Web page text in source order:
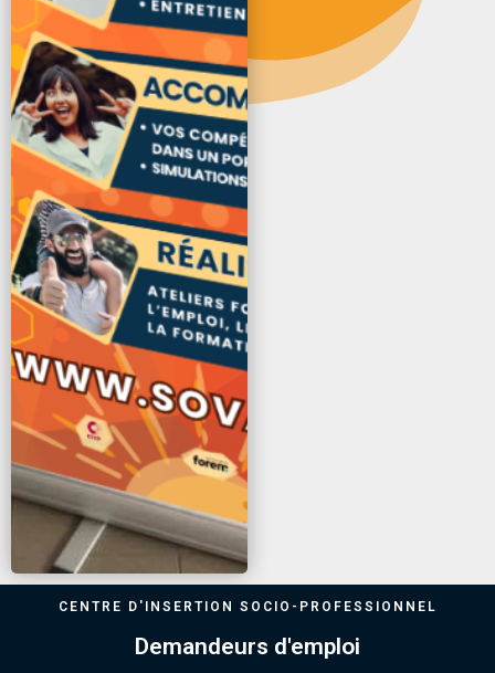
CENTRE D'INSERTION SOCIO-PROFESSIONNEL
Demandeurs d'emploi